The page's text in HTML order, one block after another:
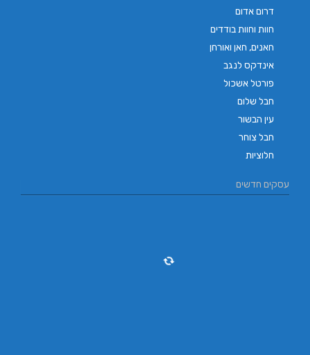
דרום אדום
חוות וחוות בודדים
חאנים, חאן ואורחן
אינדקס לנגב
פורטל אשכול
חבל שלום
עין הבשור
חבל צוחר
חלוציות
עסקים חדשים